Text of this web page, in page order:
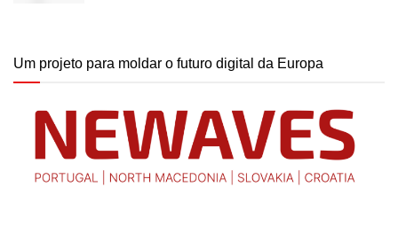
Um projeto para moldar o futuro digital da Europa